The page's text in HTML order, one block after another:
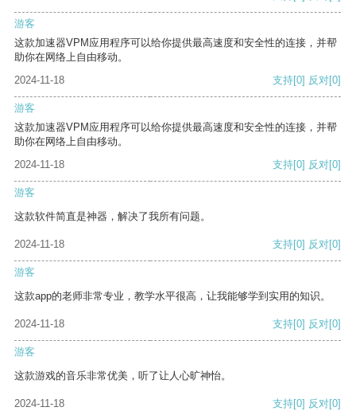
游客
这款加速器VPM应用程序可以给你提供最高速度和安全性的连接，并帮
助你在网络上自由移动。
2024-11-18
支持[0] 反对[0]
游客
这款加速器VPM应用程序可以给你提供最高速度和安全性的连接，并帮
助你在网络上自由移动。
2024-11-18
支持[0] 反对[0]
游客
这款软件简直是神器，解决了我所有问题。
2024-11-18 支持[0] 反对[0]
游客
这款app的老师非常专业，教学水平很高，让我能够学到实用的知识。
2024-11-18 支持[0] 反对[0]
游客
这款游戏的音乐非常优美，听了让人心旷神怡。
2024-11-18 支持[0] 反对[0]